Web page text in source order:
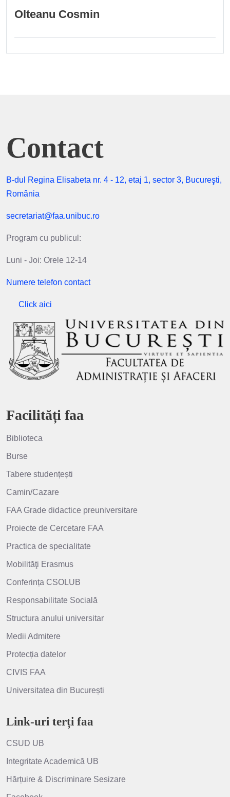
Olteanu Cosmin
Contact
B-dul Regina Elisabeta nr. 4 - 12, etaj 1, sector 3, Bucureşti,
România
secretariat@faa.unibuc.ro
Program cu publicul:
Luni - Joi: Orele 12-14
Numere telefon contact
Click aici
Facilități faa
Biblioteca
Burse
Tabere studențești
Camin/Cazare
FAA Grade didactice preuniversitare
Proiecte de Cercetare FAA
Practica de specialitate
Mobilităţi Erasmus
Conferința CSOLUB
Responsabilitate Socială
Structura anului universitar
Medii Admitere
Protecția datelor
CIVIS FAA
Universitatea din București
Link-uri terți faa
CSUD UB
Integritate Academică UB
Hărțuire & Discriminare Sesizare